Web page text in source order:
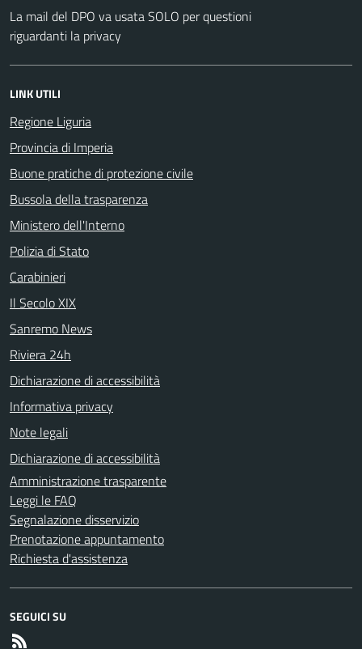
La mail del DPO va usata SOLO per questioni
riguardanti la privacy
LINK UTILI
Regione Liguria
Provincia di Imperia
Buone pratiche di protezione civile
Bussola della trasparenza
Ministero dell'Interno
Polizia di Stato
Carabinieri
Il Secolo XIX
Sanremo News
Riviera 24h
Dichiarazione di accessibilità
Informativa privacy
Note legali
Dichiarazione di accessibilità
Amministrazione trasparente
Leggi le FAQ
Segnalazione disservizio
Prenotazione appuntamento
Richiesta d'assistenza
SEGUICI SU